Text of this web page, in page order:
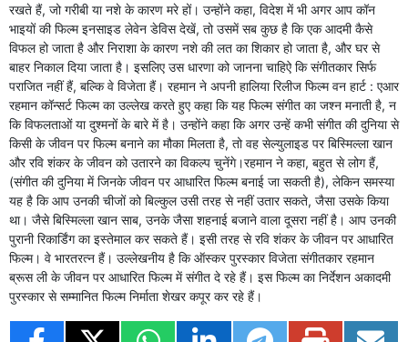
रखते हैं, जो गरीबी या नशे के कारण मरे हों। उन्होंने कहा, विदेश में भी अगर आप कॉन
भाइयों की फिल्म इनसाइड लेवेन डेविस देखें, तो उसमें सब कुछ है कि एक आदमी कैसे
विफल हो जाता है और निराशा के कारण नशे की लत का शिकार हो जाता है, और घर से
बाहर निकाल दिया जाता है। इसलिए उस धारणा को जानना चाहिऐ कि संगीतकार सिर्फ
पराजित नहीं हैं, बल्कि वे विजेता हैं। रहमान ने अपनी हालिया रिलीज फिल्म वन हार्ट : एआर
रहमान कॉन्सर्ट फिल्म का उल्लेख करते हुए कहा कि यह फिल्म संगीत का जश्न मनाती है, न
कि विफलताओं या दुश्मनों के बारे में है। उन्होंने कहा कि अगर उन्हें कभी संगीत की दुनिया से
किसी के जीवन पर फिल्म बनाने का मौका मिलता है, तो वह सेल्युलाइड पर बिस्मिल्ला खान
और रवि शंकर के जीवन को उतारने का विकल्प चुनेंगे।रहमान ने कहा, बहुत से लोग हैं,
(संगीत की दुनिया में जिनके जीवन पर आधारित फिल्म बनाई जा सकती है), लेकिन समस्या
यह है कि आप उनकी चीजों को बिल्कुल उसी तरह से नहीं उतार सकते, जैसा उसके किया
था। जैसे बिस्मिल्ला खान साब, उनके जैसा शहनाई बजाने वाला दूसरा नहीं है। आप उनकी
पुरानी रिकार्डिंग का इस्तेमाल कर सकते हैं। इसी तरह से रवि शंकर के जीवन पर आधारित
फिल्म। वे भारतरत्न हैं। उल्लेखनीय है कि ऑस्कर पुरस्कार विजेता संगीतकार रहमान
ब्रूस ली के जीवन पर आधारित फिल्म में संगीत दे रहे हैं। इस फिल्म का निर्देशन अकादमी
पुरस्कार से सम्मानित फिल्म निर्माता शेखर कपूर कर रहे हैं।